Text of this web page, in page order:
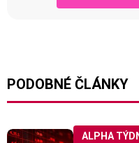
PODOBNÉ ČLÁNKY
ALPHA